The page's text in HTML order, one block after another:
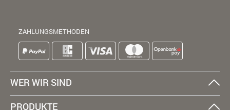
ZAHLUNGSMETHODEN
WER WIR SIND
PRODUKTE